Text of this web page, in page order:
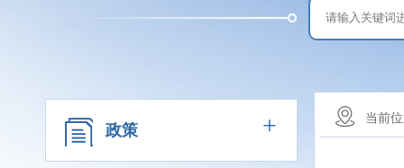
政策 + 当前